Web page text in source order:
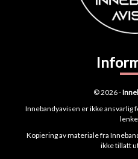
© 2026 -
Innebandyavisen er ikke ansvarlig
Kopiering av materiale fra
ikke tillatt